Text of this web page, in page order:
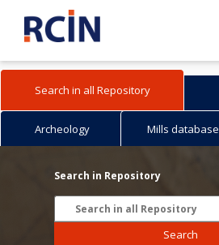
Search in all Repository
Archeology Mills database
Search in Repository
Search